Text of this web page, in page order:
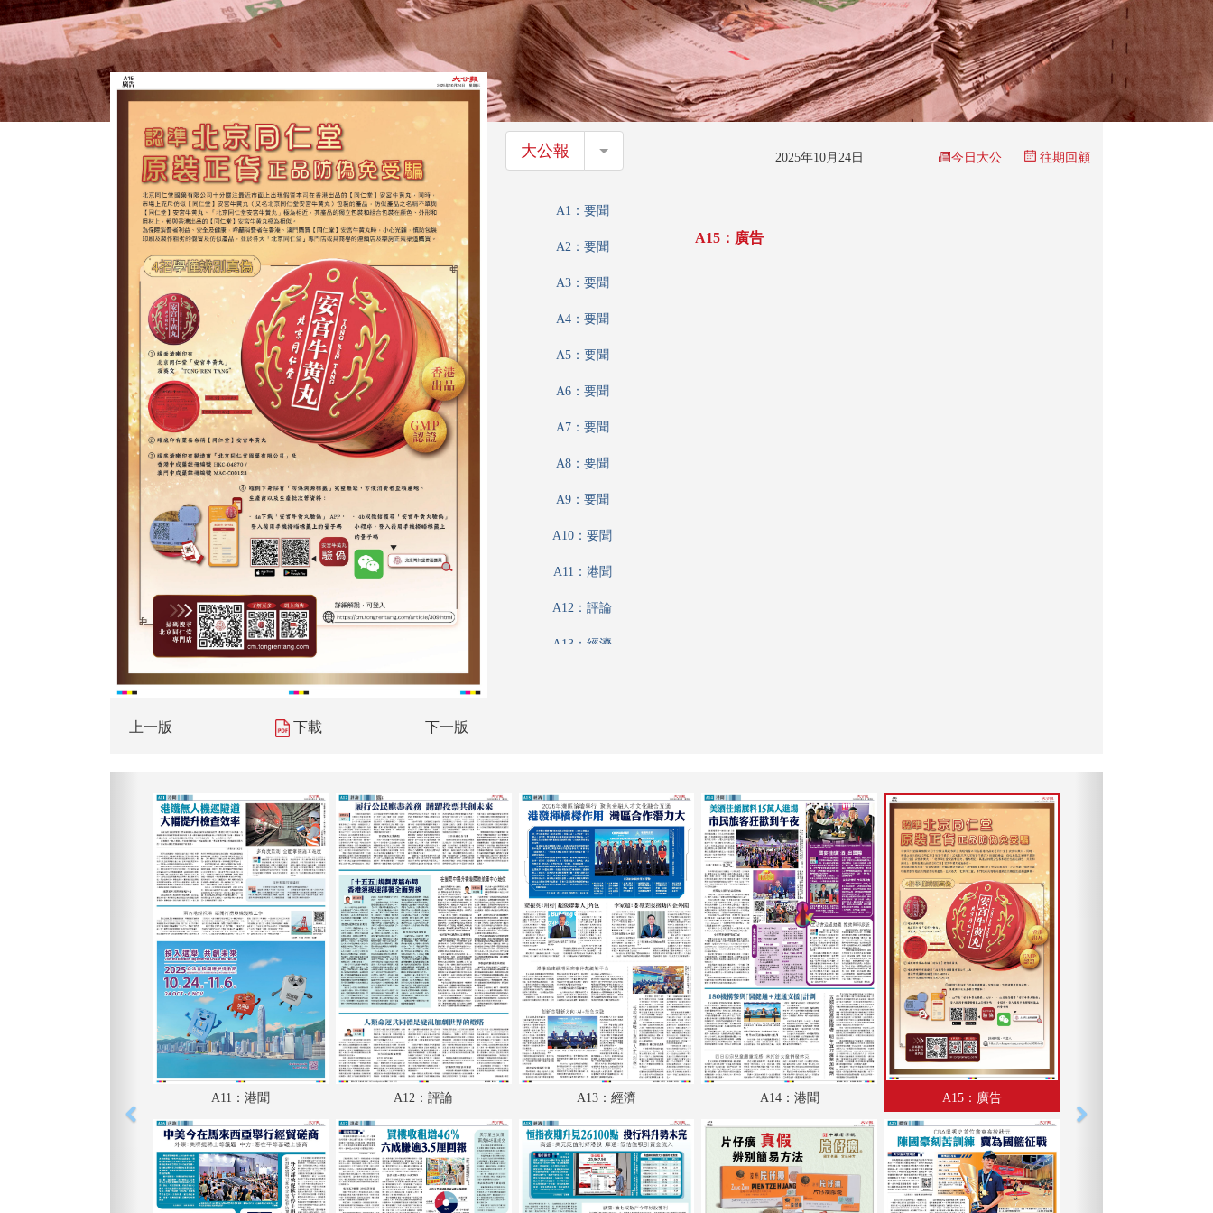
上一版 下載 下一版
大公報 大公報 2025年10月24日 今日大公 往期回顧
A1：要聞
A2：要聞
A3：要聞
A4：要聞
A5：要聞
A6：要聞
A7：要聞
A8：要聞
A9：要聞
A10：要聞
A11：港聞
A12：評論
A13：經濟
A18：經濟
A19：廣告
A20：體育
A21：廣告
A22：國際
A23：國際
A24：體育
B1：副刊
B3：小公園
B4：經濟
A15：廣告
A11：港聞 A12：評論 A13：經濟 A14：港聞 A15：廣告